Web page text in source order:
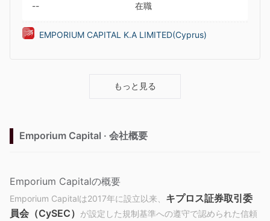
--
在職
EMPORIUM CAPITAL K.A LIMITED(Cyprus)
もっと見る
Emporium Capital · 会社概要
Emporium Capitalの概要
Emporium Capitalは2017年に設立以来、 キプロス証券取引委
員会（CySEC） が設定した規制基準への遵守で認められた信頼